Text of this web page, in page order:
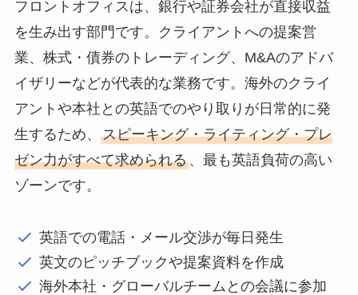
フロントオフィスは、銀行や証券会社が直接収益
を生み出す部門です。クライアントへの提案営
業、株式・債券のトレーディング、M&Aのアドバ
イザリーなどが代表的な業務です。海外のクライ
アントや本社との英語でのやり取りが日常的に発
生するため、 スピーキング・ライティング・プレ
ゼン力がすべて求められる、最も英語負荷の高い
ゾーンです。
英語での電話・メール交渉が毎日発生
英文のピッチブックや提案資料を作成
海外本社・グローバルチームとの会議に参加